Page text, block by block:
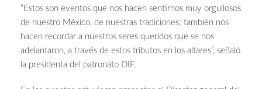
“Estos son eventos que nos hacen sentirnos muy orgullosos
de nuestro México, de nuestras tradiciones; también nos
hacen recordar a nuestros seres queridos que se nos
adelantaron, a través de estos tributos en los altares”, señaló
la presidenta del patronato DIF.